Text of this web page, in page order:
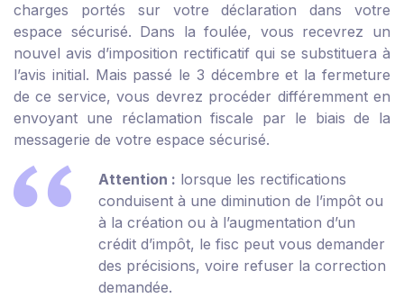
charges portés sur votre déclaration dans votre
espace sécurisé. Dans la foulée, vous recevrez un
nouvel avis d’imposition rectificatif qui se substituera à
l’avis initial. Mais passé le 3 décembre et la fermeture
de ce service, vous devrez procéder différemment en
envoyant une réclamation fiscale par le biais de la
messagerie de votre espace sécurisé.
Attention : lorsque les rectifications
conduisent à une diminution de l’impôt ou
à la création ou à l’augmentation d’un
crédit d’impôt, le fisc peut vous demander
des précisions, voire refuser la correction
demandée.